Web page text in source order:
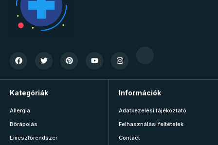
Kategóriák
Allergia
Bőrápolás
Emésztőrendszer
Információk
Adatkezelési tájékoztató
Felhasználási feltételek
Contact